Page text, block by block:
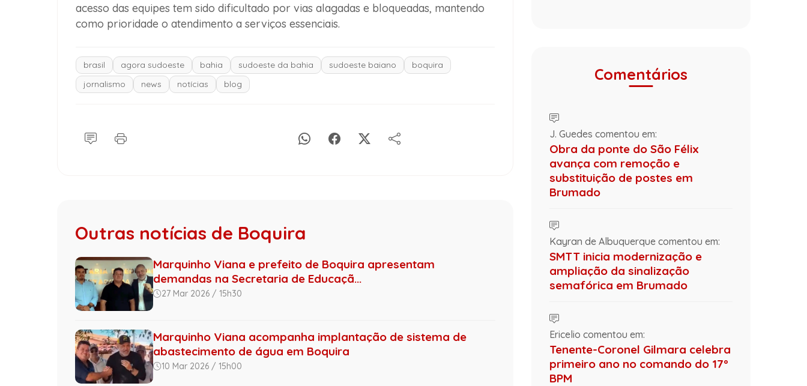
acesso das equipes tem sido dificultado por vias alagadas e bloqueadas, mantendo
como prioridade o atendimento a serviços essenciais.
brasil agora sudoeste bahia sudoeste da bahia sudoeste baiano
boquira
jornalismo
news notícias blog
Outras notícias de Boquira
Marquinho Viana e prefeito de Boquira apresentam
demandas na Secretaria de Educaçã...
27 Mar 2026 / 15h30
Marquinho Viana acompanha implantação de sistema de
abastecimento de água em Boquira
10 Mar 2026 / 15h00
Comentários
J. Guedes comentou em:
Obra da ponte do São Félix
avança com remoção e
substituição de postes em
Brumado
Kayran de Albuquerque comentou em:
SMTT inicia modernização e
ampliação da sinalização
semafórica em Brumado
Ericelio comentou em:
Tenente-Coronel Gilmara celebra
primeiro ano no comando do 17º
BPM